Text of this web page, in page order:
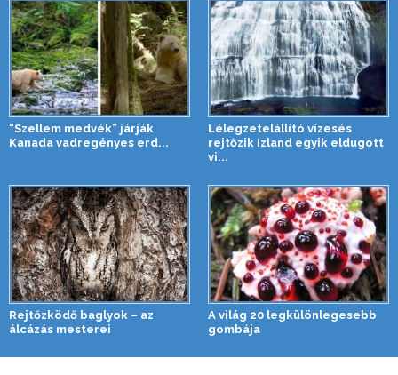
“Szellem medvék” járják
Kanada vadregényes erd...
Lélegzetelállító vízesés
rejtőzik Izland egyik eldugott
vi...
Rejtőzködő baglyok – az
álcázás mesterei
A világ 20 legkülönlegesebb
gombája